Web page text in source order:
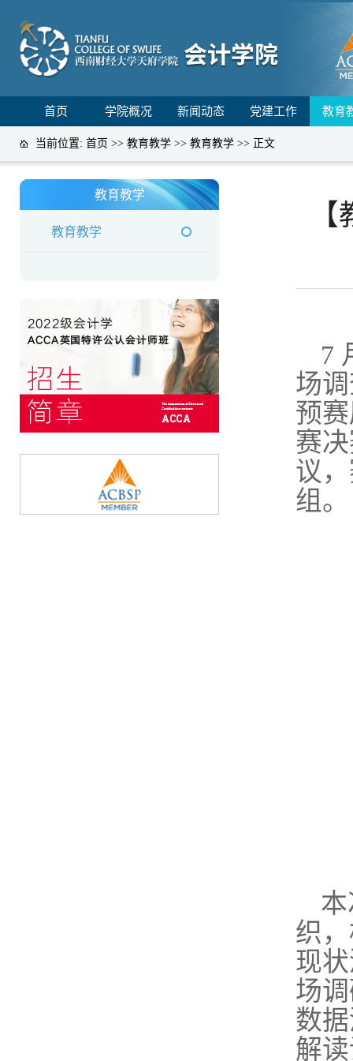
首页 学院概况 新闻动态 党建工作 教育
当前位置: 首页 >> 教育教学 >> 教育教学 >> 正文
教育教学
教育教学
7
场
预
赛
议
组。
织
现
场
数
解